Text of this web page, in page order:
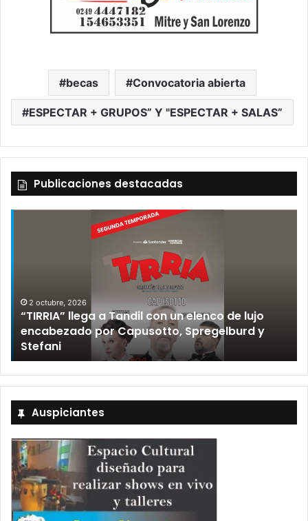
becas Convocatoria abierta
ESPECTAR + GRUPOS” Y "ESPECTAR + SALAS”
Publicaciones destacadas
2 octubre, 2026
“TIRRIA” llega a Tandil con un elenco de lujo
encabezado por Capusotto, Spregelburd y
Stefani
Auspiciantes